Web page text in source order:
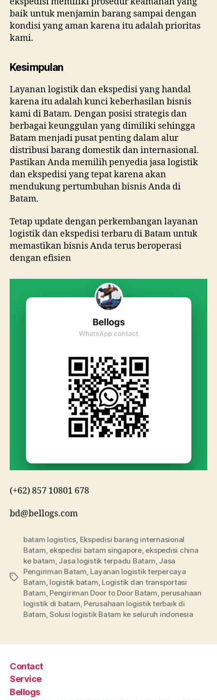
baik untuk menjamin barang sampai dengan
kondisi yang aman karena itu adalah prioritas
kami.
Kesimpulan
Layanan logistik dan ekspedisi yang handal
karena itu adalah kunci keberhasilan bisnis
kami di Batam. Dengan posisi strategis dan
berbagai keunggulan yang dimiliki sehingga
Batam menjadi pusat penting dalam alur
distribusi barang domestik dan internasional.
Pastikan Anda memilih penyedia jasa logistik
dan ekspedisi yang tepat karena akan
mendukung pertumbuhan bisnis Anda di
Batam.
Tetap update dengan perkembangan layanan
logistik dan ekspedisi terbaru di Batam untuk
memastikan bisnis Anda terus beroperasi
dengan efisien
(+62) 857 10801 678
bd@bellogs.com
Tag
batam logistics, Ekspedisi barang internasional
Batam, ekspedisi batam singapore, ekspedisi china
ke batam, Jasa logistik terpadu Batam, Jasa
Pengiriman Batam, Layanan logistik terpercaya
Batam, logistik batam, Logistik dan transportasi
Batam, Pengiriman Door to Door Batam, perusahaan
logistik di batam, Perusahaan logistik terbaik di
Batam,Solusi logistik Batam ke seluruh indonesia
Contact
Service
Bellogs